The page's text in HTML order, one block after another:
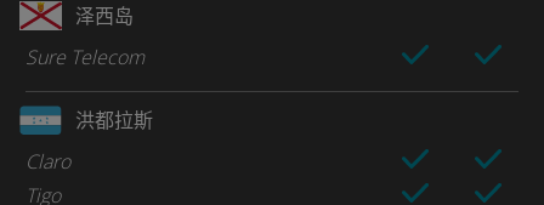
泽西岛
Sure Telecom
洪都拉斯
Claro
Tigo